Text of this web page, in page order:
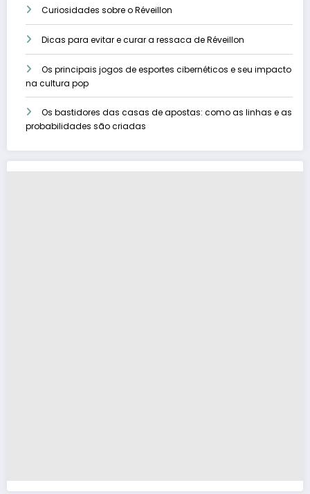
Curiosidades sobre o Réveillon
Dicas para evitar e curar a ressaca de Réveillon
Os principais jogos de esportes cibernéticos e seu impacto
na cultura pop
Os bastidores das casas de apostas: como as linhas e as
probabilidades são criadas